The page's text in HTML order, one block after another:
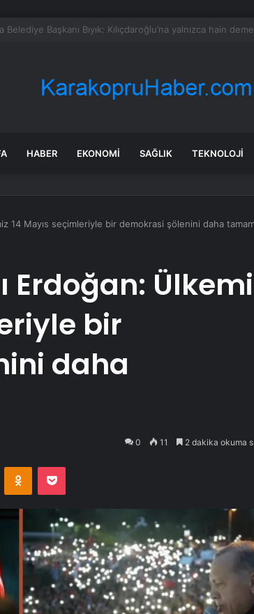
boğazı düğümlendi! Eren Kaşıkçı’nın ardından
HABER EKONOMI SAĞLIK TEKNOLOJI
14 Mayıs seçimleriyle bir demokrasi şölenini daha
Erdoğan:
bir
daha
0 11 2 dakika okuma
Odnoklassniki
Pocket